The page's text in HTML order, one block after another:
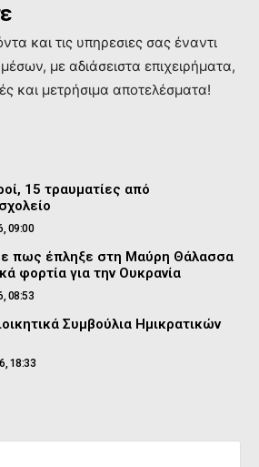
και τις υπηρεσιες σας έναντι
με αδιάσειστα επιχειρήματα,
και μετρήσιμα αποτελέσματα!
15 τραυματίες από
09:00
πως έπληξε στη Μαύρη Θάλασσα
φορτία για την Ουκρανία
08:53
Συμβούλια Ημικρατικών
18:33